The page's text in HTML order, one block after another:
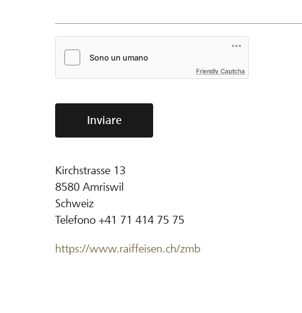
Friendly Captcha
Inviare
Kirchstrasse 13
8580 Amriswil
Schweiz
Telefono +41 71 414 75 75
https://www.raiffeisen.ch/zmb